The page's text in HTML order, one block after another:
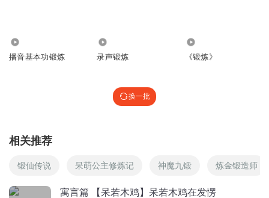
听友263244310
播音基本功锻炼 录声锻炼 《锻炼》
换一批
相关推荐
锻仙传说 呆萌公主修炼记 神魔九锻 炼金锻造师
寓言篇 【呆若木鸡】呆若木鸡在发愣